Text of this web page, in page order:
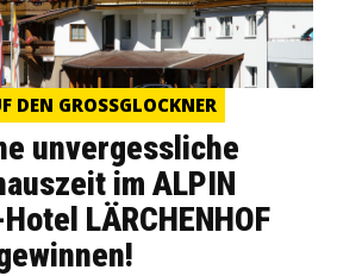
DEN GROSSGLOCKNER
unvergessliche
im ALPIN
LÄRCHENHOF